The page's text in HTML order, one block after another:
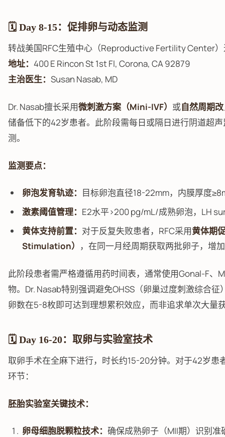
🗓️ Day 8-15：促排卵与动态监测
转战美国RFC生殖中心（Reproductive Fertility Center
地址： 400 E Rincon St 1st Fl, Corona, CA 92879
主治医生： Susan Nasab, MD
Dr. Nasab擅长采用微刺激方案（Mini-IVF） 或自然周期
储备低下的42岁患者。此阶段需每日或隔日进行阴道超
测。
监测要点：
卵泡发育轨迹： 目标卵泡直径18-22mm，内膜厚度
激素阈值管理： E2水平>200 pg/mL/成熟卵泡，LH
黄体支持前置： 对于反复失败患者，RFC采用黄体期
Stimulation）
，在同一月经周期获取两批卵子，增
此阶段患者需严格遵循用药时间表，通常使用Gonal-F、
物。Dr. Nasab特别强调避免OHSS（卵巢过度刺激综合
卵数在5-8枚即可达到理想累积效应，而非追求单次大量
🗓️ Day 16-20：取卵与实验室技术
取卵手术在全麻下进行，时长约15-20分钟。对于42岁患
环节：
胚胎实验室关键技术：
卵母细胞脱颗粒技术： 确保成熟卵子（MII期）识别准